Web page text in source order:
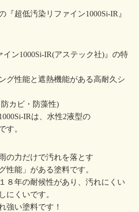
『超低汚染リファイン1000Si-IR』
ン1000Si-IR(アステック社)』の特
性能と遮熱機能がある高耐久シ
カビ・防藻性)
IRは、水性2液型の
す。
の力だけで汚れを落とす
性能」がある塗料です。
８年の耐候性があり、汚れにくい
にくいです。
強い塗料です！